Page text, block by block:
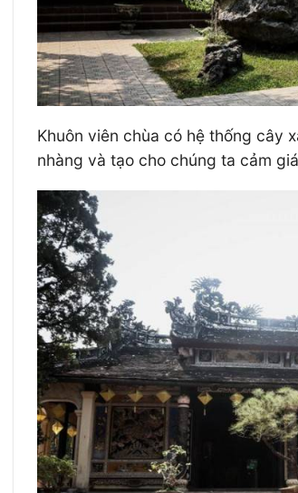
Khuôn viên chùa có hệ thống cây
nhàng và tạo cho chúng ta cảm